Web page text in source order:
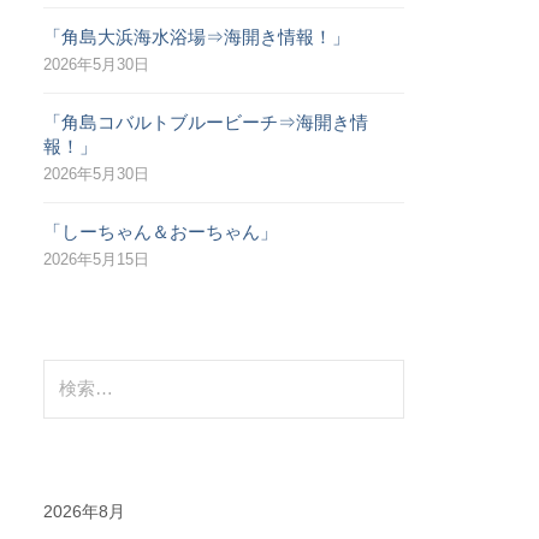
「角島大浜海水浴場⇒海開き情報！」
2026年5月30日
「角島コバルトブルービーチ⇒海開き情
報！」
2026年5月30日
「しーちゃん＆おーちゃん」
2026年5月15日
索
2026年8月